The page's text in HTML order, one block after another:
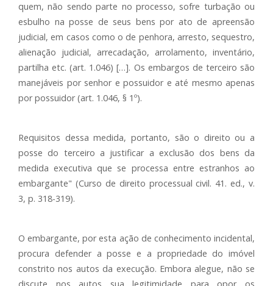
quem, não sendo parte no processo, sofre turbação ou
esbulho na posse de seus bens por ato de apreensão
judicial, em casos como o de penhora, arresto, sequestro,
alienação judicial, arrecadação, arrolamento, inventário,
partilha etc. (art. 1.046) […]. Os embargos de terceiro são
manejáveis por senhor e possuidor e até mesmo apenas
por possuidor (art. 1.046, § 1º).
Requisitos dessa medida, portanto, são o direito ou a
posse do terceiro a justificar a exclusão dos bens da
medida executiva que se processa entre estranhos ao
embargante" (Curso de direito processual civil. 41. ed., v.
3, p. 318-319).
O embargante, por esta ação de conhecimento incidental,
procura defender a posse e a propriedade do imóvel
constrito nos autos da execução. Embora alegue, não se